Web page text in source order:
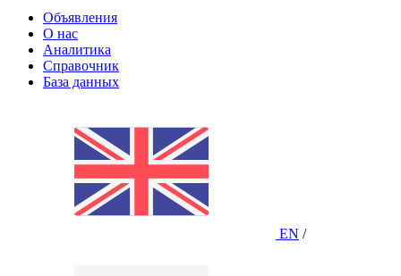
Объявления
О нас
Аналитика
Справочник
База данных
EN /